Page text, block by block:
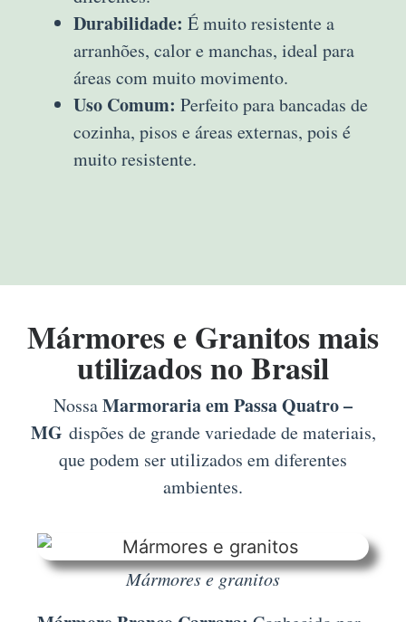
Durabilidade: É muito resistente a
arranhões, calor e manchas, ideal para
áreas com muito movimento.
Uso Comum: Perfeito para bancadas de
cozinha, pisos e áreas externas, pois é
muito resistente.
Mármores e Granitos mais
utilizados no Brasil
NossaMarmoraria em Passa Quatro –
MG dispões de grande variedade de materiais,
que podem ser utilizados em diferentes
ambientes.
Mármores e granitos